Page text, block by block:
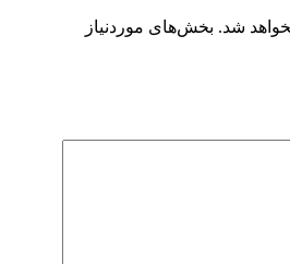
شد. بخش‌های موردنیاز